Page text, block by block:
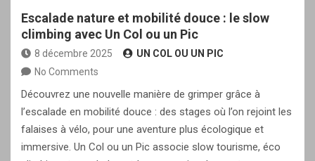
Escalade nature et mobilité douce : le slow
climbing avec Un Col ou un Pic
8 décembre 2025
UN COL OU UN PIC
No Comments
Découvrez une nouvelle manière de grimper grâce à
l’escalade en mobilité douce : des stages où l’on rejoint les
falaises à vélo, pour une aventure plus écologique et
immersive. Un Col ou un Pic associe slow tourisme, éco